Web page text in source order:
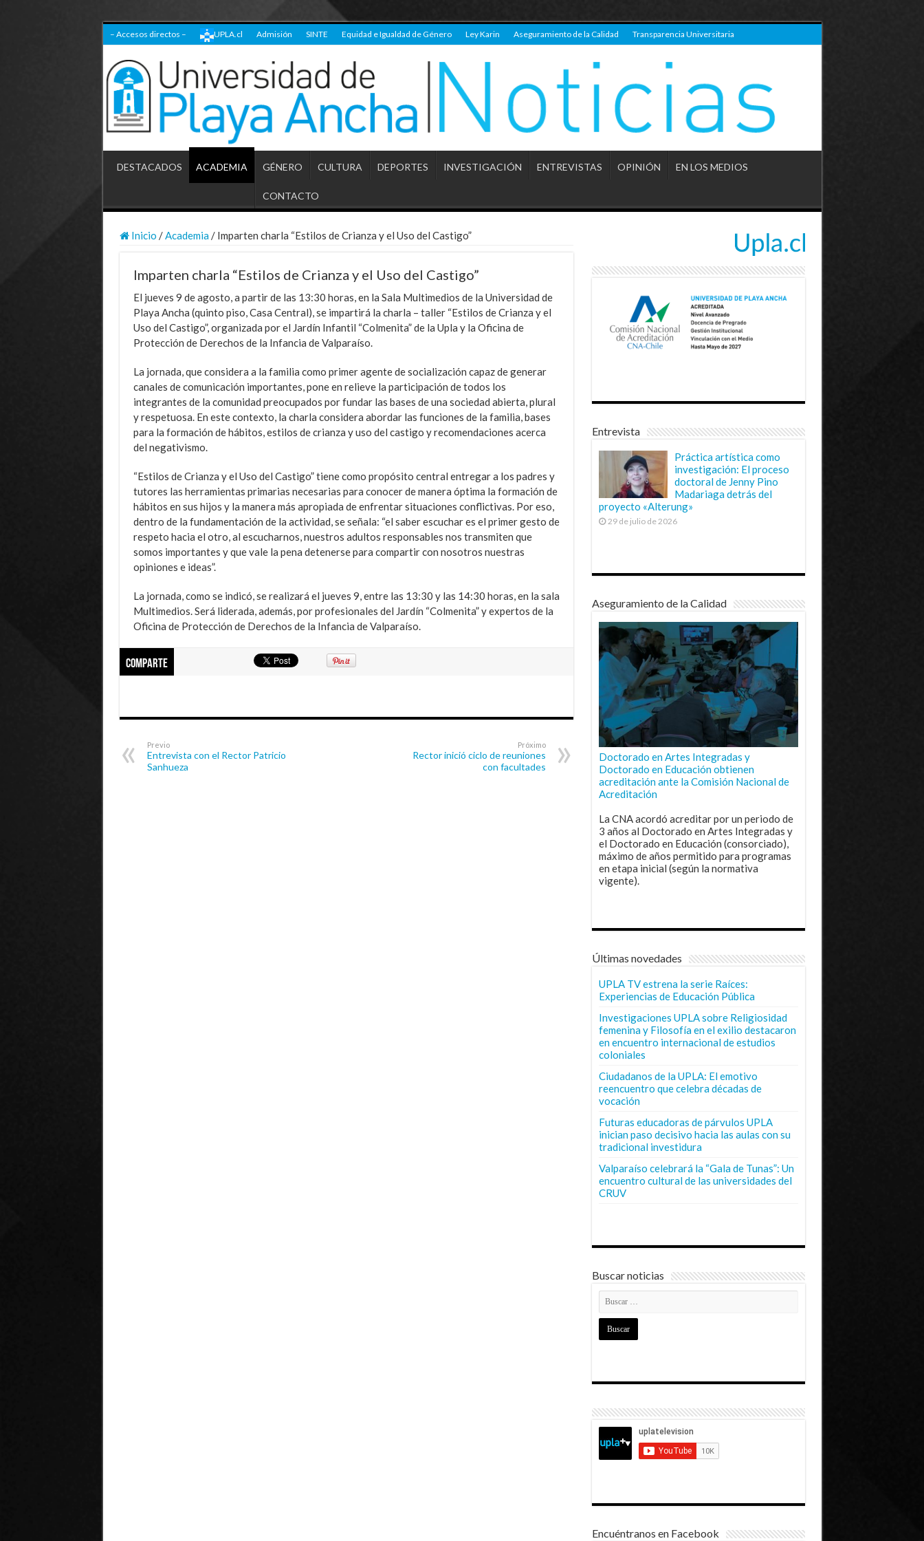
– Accesos directos – UPLA.cl Admisión SINTE Equidad e Igualdad de Género Ley Karin Aseguramiento de la Calidad Transparencia Universitaria
DESTACADOS ACADEMIA GÉNERO CULTURA DEPORTES INVESTIGACIÓN ENTREVISTAS OPINIÓN EN LOS MEDIOS
CONTACTO
Inicio / Academia / Imparten charla “Estilos de Crianza y el Uso del Castigo”
Imparten charla “Estilos de Crianza y el Uso del Castigo”
El jueves 9 de agosto, a partir de las 13:30 horas, en la Sala Multimedios de la Universidad de
Playa Ancha (quinto piso, Casa Central), se impartirá la charla – taller “Estilos de Crianza y el
Uso del Castigo”, organizada por el Jardín Infantil “Colmenita” de la Upla y la Oficina de
Protección de Derechos de la Infancia de Valparaíso.
La jornada, que considera a la familia como primer agente de socialización capaz de generar
canales de comunicación importantes, pone en relieve la participación de todos los
integrantes de la comunidad preocupados por fundar las bases de una sociedad abierta, plural
y respetuosa. En este contexto, la charla considera abordar las funciones de la familia, bases
para la formación de hábitos, estilos de crianza y uso del castigo y recomendaciones acerca
del negativismo.
“Estilos de Crianza y el Uso del Castigo” tiene como propósito central entregar a los padres y
tutores las herramientas primarias necesarias para conocer de manera óptima la formación de
hábitos en sus hijos y la manera más apropiada de enfrentar situaciones conflictivas. Por eso,
dentro de la fundamentación de la actividad, se señala: “el saber escuchar es el primer gesto de
respeto hacia el otro, al escucharnos, nuestros adultos responsables nos transmiten que
somos importantes y que vale la pena detenerse para compartir con nosotros nuestras
opiniones e ideas”.
La jornada, como se indicó, se realizará el jueves 9, entre las 13:30 y las 14:30 horas, en la sala
Multimedios. Será liderada, además, por profesionales del Jardín “Colmenita” y expertos de la
Oficina de Protección de Derechos de la Infancia de Valparaíso.
Comparte
Previo
Entrevista con el Rector Patricio
Sanhueza
Próximo
Rector inició ciclo de reuniones
con facultades
Entrevista
Práctica artística como
investigación: El proceso
doctoral de Jenny Pino
Madariaga detrás del
proyecto «Alterung»
29 de julio de 2026
Aseguramiento de la Calidad
Doctorado en Artes Integradas y
Doctorado en Educación obtienen
acreditación ante la Comisión Nacional de
Acreditación
La CNA acordó acreditar por un periodo de
3 años al Doctorado en Artes Integradas y
el Doctorado en Educación (consorciado),
máximo de años permitido para programas
en etapa inicial (según la normativa
vigente).
Últimas novedades
UPLA TV estrena la serie Raíces:
Experiencias de Educación Pública
Investigaciones UPLA sobre Religiosidad
femenina y Filosofía en el exilio destacaron
en encuentro internacional de estudios
coloniales
Ciudadanos de la UPLA: El emotivo
reencuentro que celebra décadas de
vocación
Futuras educadoras de párvulos UPLA
inician paso decisivo hacia las aulas con su
tradicional investidura
Valparaíso celebrará la “Gala de Tunas”: Un
encuentro cultural de las universidades del
CRUV
Buscar noticias
Encuéntranos en Facebook